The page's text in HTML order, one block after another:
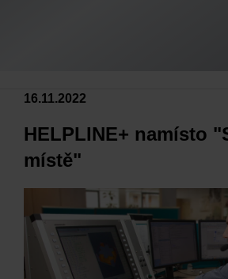
16.11.2022
HELPLINE+ namísto
místě"